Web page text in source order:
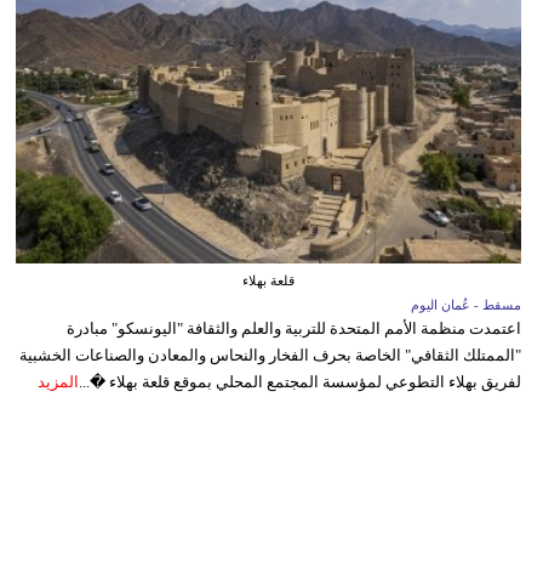
قلعة بهلاء
مسقط - عُمان اليوم
اعتمدت منظمة الأمم المتحدة للتربية والعلم والثقافة "اليونسكو" مبادرة
"الممتلك الثقافي" الخاصة بحرف الفخار والنحاس والمعادن والصناعات الخشبية
لفريق بهلاء التطوعي لمؤسسة المجتمع المحلي بموقع قلعة بهلاء �... المزيد